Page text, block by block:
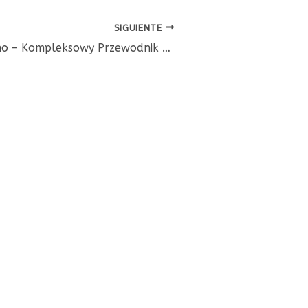
SIGUIENTE
Flagman Casino – Kompleksowy Przewodnik po Najlepszym Kasynie Online